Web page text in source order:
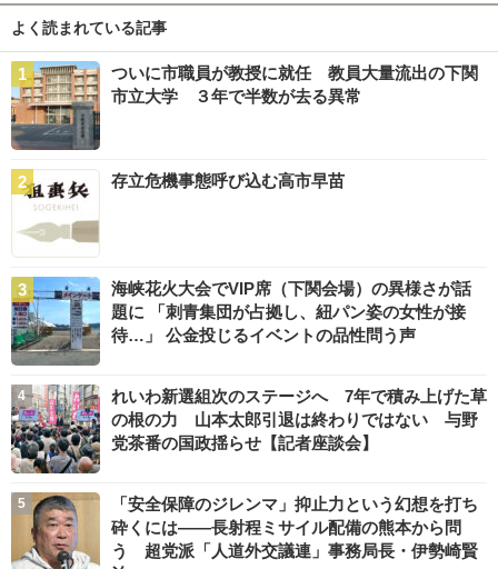
よく読まれている記事
ついに市職員が教授に就任 教員大量流出の下関
市立大学 ３年で半数が去る異常
存立危機事態呼び込む高市早苗
海峡花火大会でVIP席（下関会場）の異様さが話
題に 「刺青集団が占拠し、紐パン姿の女性が接
待…」 公金投じるイベントの品性問う声
れいわ新選組次のステージへ 7年で積み上げた草
の根の力 山本太郎引退は終わりではない 与野
党茶番の国政揺らせ【記者座談会】
「安全保障のジレンマ」抑止力という幻想を打ち
砕くには――長射程ミサイル配備の熊本から問
う 超党派「人道外交議連」事務局長・伊勢崎賢